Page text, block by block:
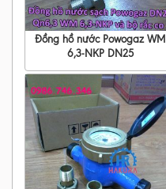
Đồng hồ nước Powogaz WM
6,3-NKP DN25